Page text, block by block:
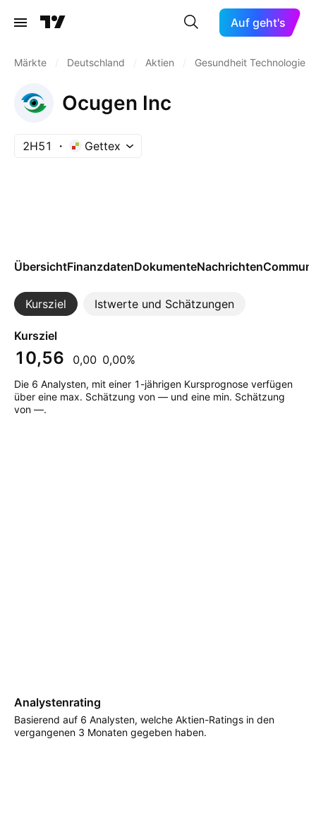
Auf geht's
Märkte Deutschland Aktien Gesundheit Technologie
Ocugen Inc
2H51 Gettex
ÜbersichtFinanzdatenDokumenteNachrichten
Kursziel Istwerte und Schätzungen
Kursziel
10,56 0,00 0,00%
Die 6 Analysten, mit einer 1-jährigen Kursprognose verfügen
über eine max. Schätzung von — und eine min. Schätzung
von —.
Analystenrating
Basierend auf 6 Analysten, welche Aktien-Ratings in den
vergangenen 3 Monaten gegeben haben.